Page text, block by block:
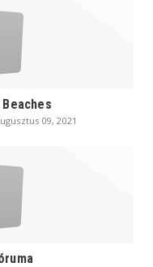
09, 2021